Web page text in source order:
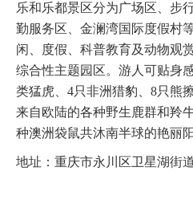
乐和乐都景区分为广场区、步
勤服务区、金澜湾国际度假村
闲、度假、科普教育及动物观
综合性主题园区。游人可贴身
类猛虎、4只非洲猎豹、8只熊
来自欧陆的各种野生鹿群和羚
种澳洲袋鼠共沐南半球的艳丽阳
地址：重庆市永川区卫星湖街